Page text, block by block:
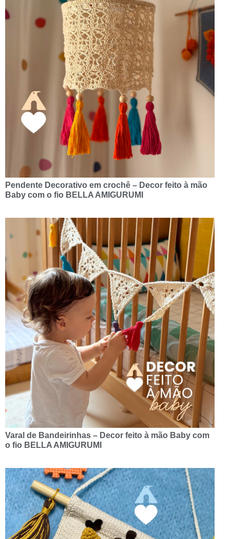
Pendente Decorativo em crochê – Decor feito à mão
Baby com o fio BELLA AMIGURUMI
Varal de Bandeirinhas – Decor feito à mão Baby com
o fio BELLA AMIGURUMI